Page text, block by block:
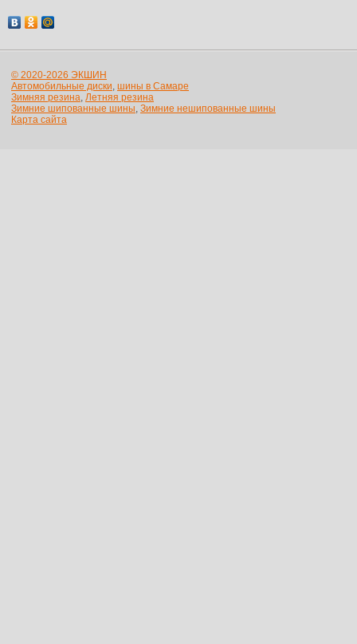
© 2020-2026 ЭКШИН
Автомобильные диски, шины в Самаре
Зимняя резина, Летняя резина
Зимние шипованные шины, Зимние нешипованные шины
Карта сайта